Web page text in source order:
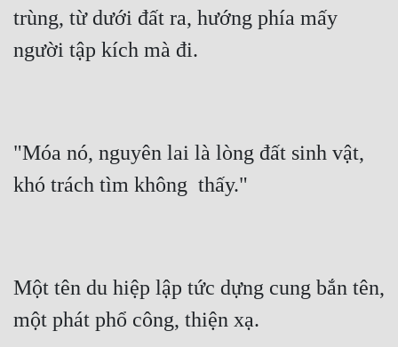
trùng, từ dưới đất ra, hướng phía mấy
người tập kích mà đi.
"Móa nó, nguyên lai là lòng đất sinh vật,
khó trách tìm không  thấy."
Một tên du hiệp lập tức dựng cung bắn tên,
một phát phổ công, thiện xạ.